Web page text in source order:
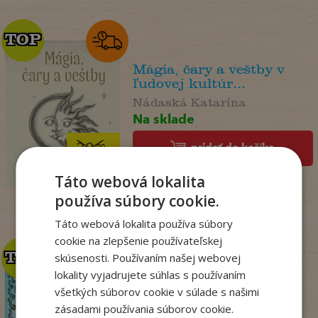
32,90
19
TOP
TOP
Mágia, čary a veštby v
ľudovej kultúr...
Nádaská Katarína
Na sklade
pridať do košíka
TOP
TOP
Dogman. Larva 22 (8)
Táto webová lokalita
používa súbory cookie.
Táto webová lokalita používa súbory
cookie na zlepšenie používateľskej
skúsenosti. Používaním našej webovej
lokality vyjadrujete súhlas s používaním
všetkých súborov cookie v súlade s našimi
zásadami používania súborov cookie.